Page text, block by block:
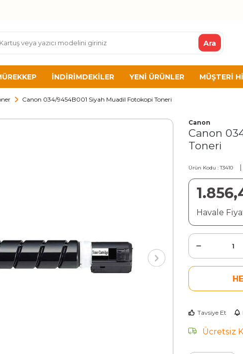
Ara
İNDIRIMDEKILER YENI ÜRÜNLER MÜŞTERI
Canon 034/9454B001 Siyah Muadil Fotokopi Toneri
Canon
Canon
Toneri
Ürün Kodu :T3410
Havale
Tavsiye Et
Ücretsiz